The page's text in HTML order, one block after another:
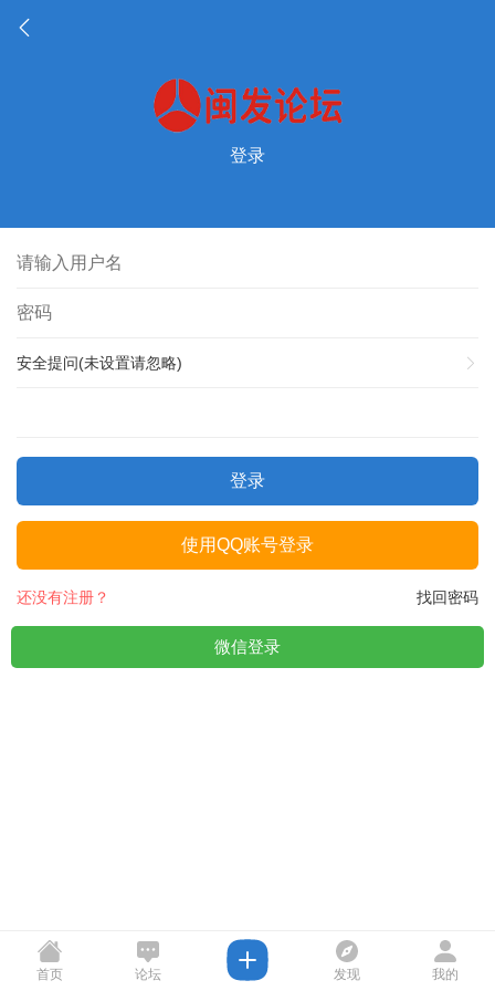
登录
安全提问(未设置请忽略)
登录
使用QQ账号登录
找回密码
还没有注册？
微信登录
首页 论坛 发现 我的